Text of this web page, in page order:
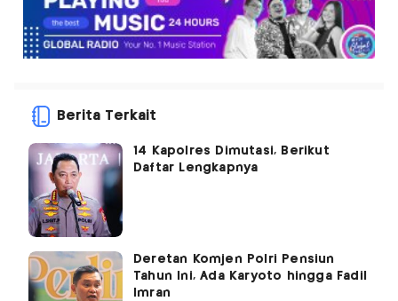
Berita Terkait
14 Kapolres Dimutasi, Berikut
Daftar Lengkapnya
Deretan Komjen Polri Pensiun
Tahun Ini, Ada Karyoto hingga Fadil
Imran